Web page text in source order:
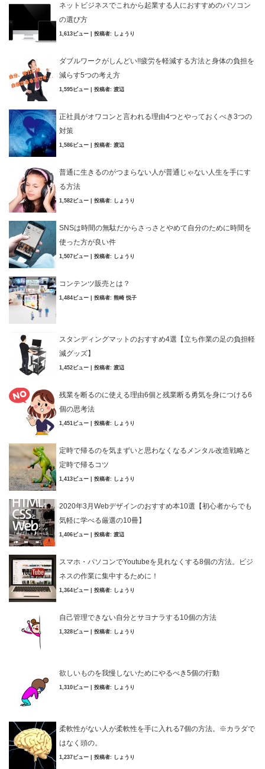
ネットビジネスでこれから起業する人におすすめのパソコン
の選び方
1,613ビュー 投稿者: しょうり
ダブルワークがしんどい!!疲労を軽減する方法と身体の負担を
減らす5つの考え方
1,595ビュー 投稿者: 渡辺
正社員がオワコンと言われる理由4つとやっておくべき3つの
対策
1,586ビュー 投稿者: 渡辺
普通に生きるのがつまらない人が普通じゃない人生を手にす
る方法
1,582ビュー 投稿者: しょうり
SNSは時間の無駄だからさっさとやめて自分のために時間を
使った方が良い件
1,507ビュー 投稿者: しょうり
コンテンツ販売とは？
1,484ビュー 投稿者: 熊崎 悦子
スタンディングマットのおすすめ4選【立ち作業の足の負担軽
減グッズ】
1,452ビュー 投稿者: 渡辺
残業を断るのに使える理由6個と残業断る勇気を身につける6
個の思考法
1,451ビュー 投稿者: しょうり
定時で帰るのを気まずいと思わなくなるメンタル改造戦略と
定時で帰るコツ
1,413ビュー 投稿者: しょうり
2020年3月Webデザインのおすすめ本10選【初心者からでも
気軽に学べる厳選の10冊】
1,406ビュー 投稿者: 渡辺
スマホ・パソコンでYoutubeを見れなくする8個の方法。ビジ
ネスの作業に集中するために！
1,364ビュー 投稿者: しょうり
自己管理できない自分とサヨナラする10個の方法
1,328ビュー 投稿者: しょうり
欲しいものを我慢しないためにやるべき5個の行動
1,310ビュー 投稿者: しょうり
柔軟性がない人が柔軟性を手に入れる7個の方法。※カラダで
はなく頭の。
1,237ビュー 投稿者: しょうり